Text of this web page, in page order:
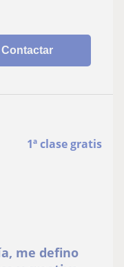
Contactar
1ª clase gratis
me defino